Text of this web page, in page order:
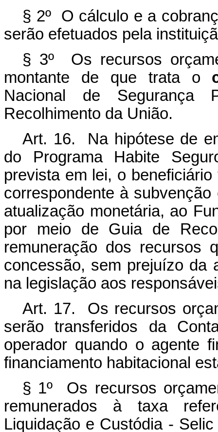
§ 2º O cálculo e a
serão efetuados pela
§ 3º Os recursos
montante de que trata o
Nacional de
Recolhimento da União.
Art. 16. Na hipótese de
do Programa Habite
prevista em lei, o
correspondente à
atualização monetária, ao
por meio de Guia de
remuneração dos recursos
concessão, sem prejuízo da
na legislação aos
Art. 17. Os recursos
serão transferidos da
operador quando o agente
financiamento habitacional
§ 1º Os recursos
remunerados à taxa
Liquidação e Custódia -